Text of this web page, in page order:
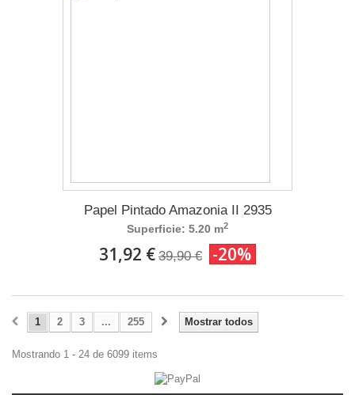
Papel Pintado Amazonia II 2935
Superficie: 5.20 m2
31,92 € 39,90 € -20%
Mostrar todos
1 2 3 ... 255
Mostrando 1 - 24 de 6099 items